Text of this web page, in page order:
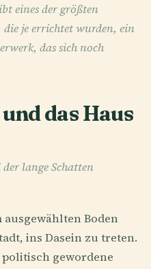
eines der größten
die je errichtet wurden, ein
das sich noch
das Haus
lange Schatten
ausgewählten Boden
ins Dasein zu treten.
gewordene